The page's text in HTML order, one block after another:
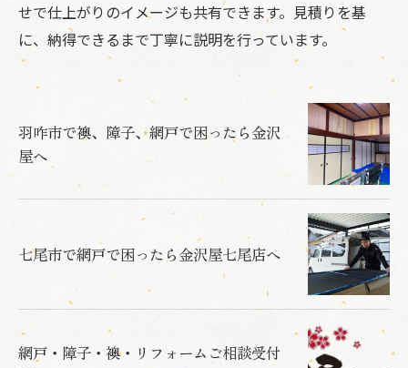
せで仕上がりのイメージも共有できます。見積りを基
に、納得できるまで丁寧に説明を行っています。
羽咋市で襖、障子、網戸で困ったら金沢
屋へ
七尾市で網戸で困ったら金沢屋七尾店へ
網戸・障子・襖・リフォームご相談受付